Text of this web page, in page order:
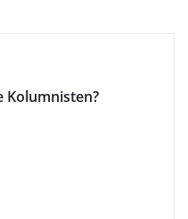
Kolumnisten?